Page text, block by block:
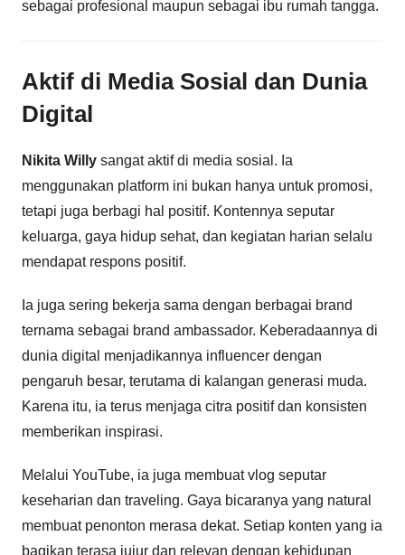
sebagai profesional maupun sebagai ibu rumah tangga.
Aktif di Media Sosial dan Dunia
Digital
Nikita Willy sangat aktif di media sosial. Ia
menggunakan platform ini bukan hanya untuk promosi,
tetapi juga berbagi hal positif. Kontennya seputar
keluarga, gaya hidup sehat, dan kegiatan harian selalu
mendapat respons positif.
Ia juga sering bekerja sama dengan berbagai brand
ternama sebagai brand ambassador. Keberadaannya di
dunia digital menjadikannya influencer dengan
pengaruh besar, terutama di kalangan generasi muda.
Karena itu, ia terus menjaga citra positif dan konsisten
memberikan inspirasi.
Melalui YouTube, ia juga membuat vlog seputar
keseharian dan traveling. Gaya bicaranya yang natural
membuat penonton merasa dekat. Setiap konten yang ia
bagikan terasa jujur dan relevan dengan kehidupan